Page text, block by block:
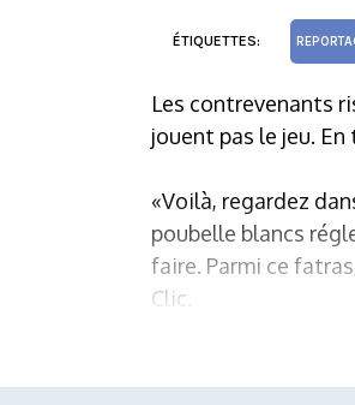
ÉTIQUETTES:
Les contrevenants
jouent pas le jeu.
«Voilà, regardez
poubelle blancs
faire. Parmi ce
Clic.